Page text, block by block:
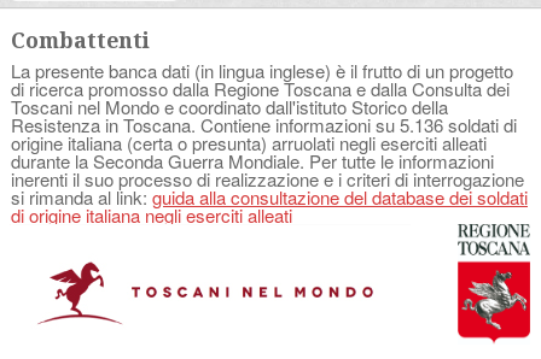
Combattenti
La presente banca dati (in lingua inglese) è il frutto di un progetto
di ricerca promosso dalla Regione Toscana e dalla Consulta dei
Toscani nel Mondo e coordinato dall'istituto Storico della
Resistenza in Toscana. Contiene informazioni su 5.136 soldati di
origine italiana (certa o presunta) arruolati negli eserciti alleati
durante la Seconda Guerra Mondiale. Per tutte le informazioni
inerenti il suo processo di realizzazione e i criteri di interrogazione
si rimanda al link: guida alla consultazione del database dei soldati
di origine italiana negli eserciti alleati